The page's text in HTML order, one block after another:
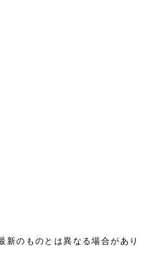
のものとは異なる場合があり